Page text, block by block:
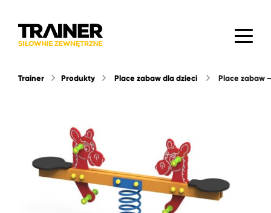
Trainer Produkty Place zabaw dla dzieci place zabaw